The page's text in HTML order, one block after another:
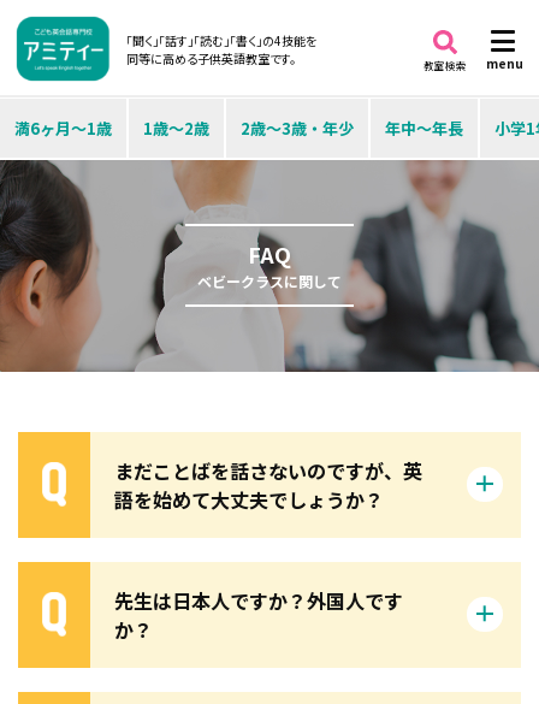
「聞く」「話す」「読む」「書く」の4技能を
同等に高める子供英語教室です。
menu
教室検索
満6ヶ月～1歳 1歳～2歳 2歳～3歳・年少 年中～年長 小学
FAQ
ベビークラスに関して
まだことばを話さないのですが、英
語を始めて大丈夫でしょうか？
先生は日本人ですか？外国人です
か？